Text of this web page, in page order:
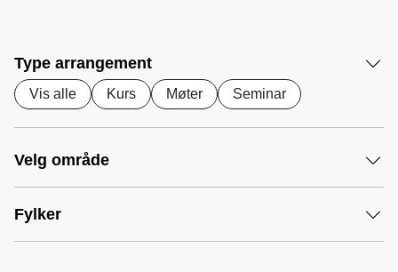
Type arrangement
Vis alle Kurs Møter Seminar
Velg område
Fylker